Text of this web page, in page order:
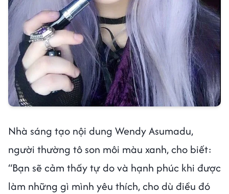
Nhà sáng tạo nội dung Wendy Asumadu,
người thường tô son môi màu xanh, cho biết:
“Bạn sẽ cảm thấy tự do và hạnh phúc khi được
làm những gì mình yêu thích, cho dù điều đó